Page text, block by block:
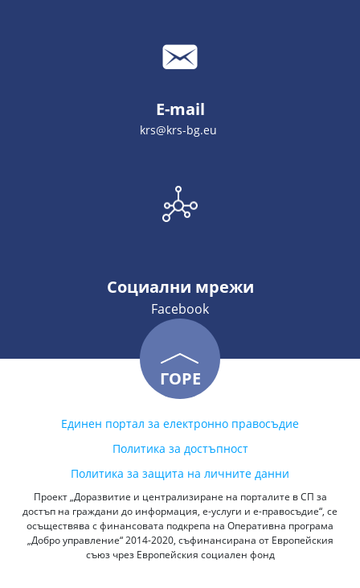
E-mail
krs@krs-bg.eu
Социални мрежи
Facebook
ГОРЕ
Единен портал за електронно правосъдие
Политика за достъпност
Политика за защита на личните данни
Проект „Доразвитие и централизиране на порталите в СП за
достъп на граждани до информация, е-услуги и е-правосъдие“, се
осъществява с финансовата подкрепа на Оперативна програма
„Добро управление“ 2014-2020, съфинансирана от Европейския
съюз чрез Европейския социален фонд